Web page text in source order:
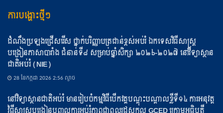
ការបង្ហោះថ្មីៗ
ដំណឹងប្រឡងជ្រើសរើស ថ្នាក់បរិញ្ញាបត្រជាន់ខ្ពស់អប់រំ ឯកទេសវិធីសាស្ត្រ
បង្រៀនភាសាបារាំង ជំនាន់ទី៨ សម្រាប់ឆ្នាំសិក្សា ២០២៦-២០២៧ នៅវិទ្យាស្ថាន
ជាតិអប់រំ (NIE)
28 ខែ​កក្កដា 2026 2:56 ល្ងាច
នៅវិទ្យាស្ថានជាតិអប់រំ មានរៀបចំកម្មវិធីបើកវគ្គបណ្ដុះបណ្ដាលខ្លីទី១៤ ការអនុវត្ត